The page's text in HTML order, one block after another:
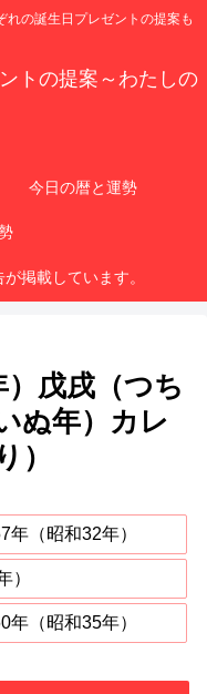
の誕生日プレゼントの提案も
トの提案～わたしの
今日の暦と運勢
掲載しています。
）戊戌（つち
ぬ年）カレ
）
年（昭和32年）
）
年（昭和35年）